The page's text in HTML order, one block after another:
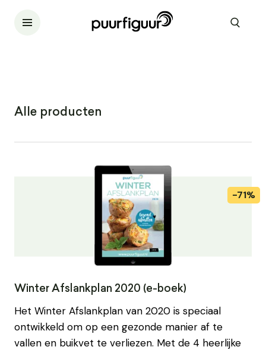
Alle producten
Winter Afslankplan 2020 (e-boek)
Het Winter Afslankplan van 2020 is speciaal
ontwikkeld om op een gezonde manier af te
vallen en buikvet te verliezen. Met de 4 heerlijke